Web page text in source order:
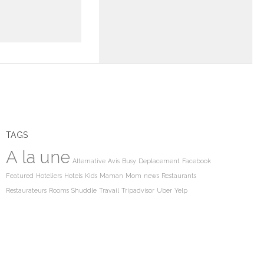
TAGS
A la une Alternative Avis Busy Deplacement Facebook
Featured Hoteliers Hotels Kids Maman Mom news Restaurants
Restaurateurs Rooms Shuddle Travail Tripadvisor Uber Yelp